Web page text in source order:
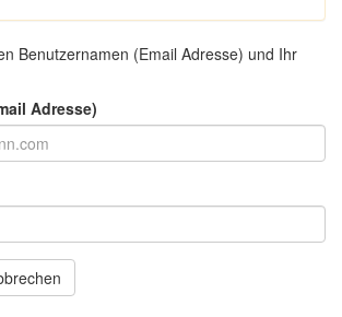
Benutzernamen (Email Adresse) und Ihr
Adresse)